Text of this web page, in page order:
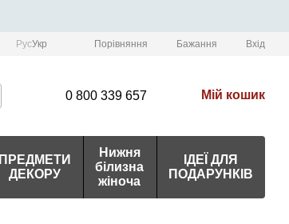
РусУкр Порівняння Бажання Вхід
0 800 339 657 Мій кошик
ПРЕДМЕТИ
ДЕКОРУ
Нижня
білизна
жіноча
ІДЕЇ ДЛЯ
ПОДАРУНКІВ